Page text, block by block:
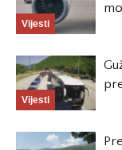
Vijesti
Vijesti